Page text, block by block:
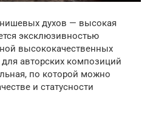
нишевых духов — высокая
эксклюзивностью
высококачественных
авторских композиций
по которой можно
и статусности